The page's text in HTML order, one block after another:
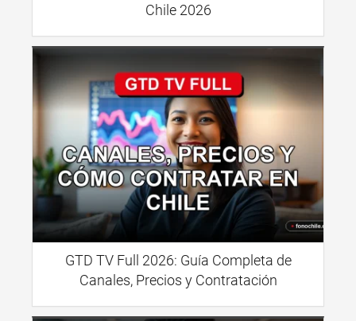
Chile 2026
GTD TV Full 2026: Guía Completa de
Canales, Precios y Contratación